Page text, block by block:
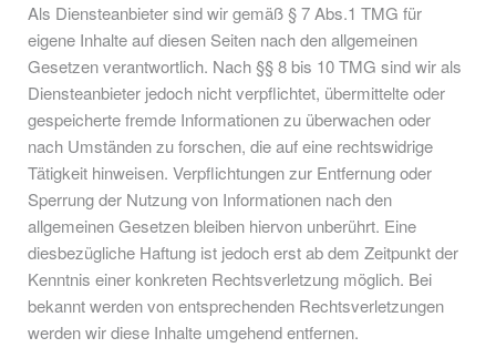
Als Diensteanbieter sind wir gemäß § 7 Abs.1 TMG für
eigene Inhalte auf diesen Seiten nach den allgemeinen
Gesetzen verantwortlich. Nach §§ 8 bis 10 TMG sind wir als
Diensteanbieter jedoch nicht verpflichtet, übermittelte oder
gespeicherte fremde Informationen zu überwachen oder
nach Umständen zu forschen, die auf eine rechtswidrige
Tätigkeit hinweisen. Verpflichtungen zur Entfernung oder
Sperrung der Nutzung von Informationen nach den
allgemeinen Gesetzen bleiben hiervon unberührt. Eine
diesbezügliche Haftung ist jedoch erst ab dem Zeitpunkt der
Kenntnis einer konkreten Rechtsverletzung möglich. Bei
bekannt werden von entsprechenden Rechtsverletzungen
werden wir diese Inhalte umgehend entfernen.